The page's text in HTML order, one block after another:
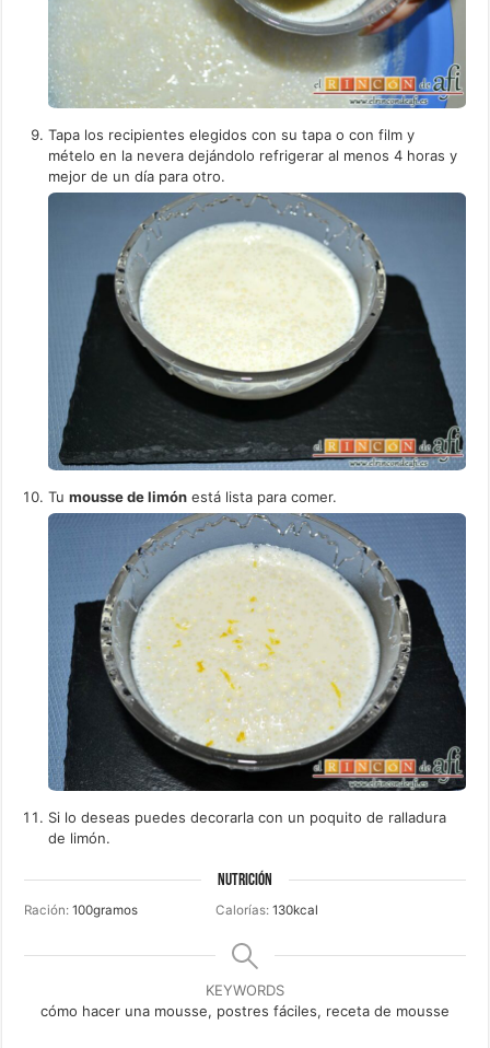
Tapa los recipientes elegidos con su tapa o con film y
mételo en la nevera dejándolo refrigerar al menos 4 horas y
mejor de un día para otro.
Tumousse de limón está lista para comer.
Si lo deseas puedes decorarla con un poquito de ralladura
de limón.
NUTRICIÓN
Ración:100gramos Calorías:130kcal
KEYWORDS
cómo hacer una mousse, postres fáciles, receta de mousse